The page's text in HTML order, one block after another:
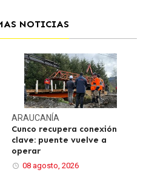
NOTICIAS
ARAUCANÍA
Cunco recupera conexión
clave: puente vuelve a
operar
08 agosto, 2026